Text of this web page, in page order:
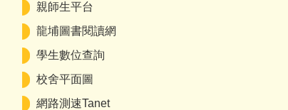
親師生平台
龍埔圖書閱讀網
學生數位查詢
校舍平面圖
網路測速Tanet